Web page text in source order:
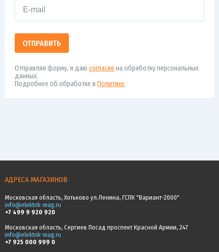
ОТПРАВИТЬ
Отправляя форму, я даю согласие на обработку персональных
данных.
Подробнее об обработке в Политике.
АДРЕСА МАГАЗИНОВ
Московская область, Хотьково ул.Ленина, ГСПК "Вариант-2000"
info@elektrik-mag.ru
+7 499 9 920 920
Московская область, Сергиев Посад проспект Красной Армии, 247
info@elektrik-mag.ru
+7 925 000 999 0